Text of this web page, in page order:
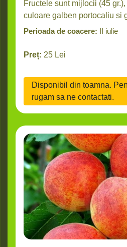
Fructele sunt mijlocii (45
culoare galben portocaliu si
Perioada de coacere: II iulie
Preț: 25 Lei
Disponibil din toamna.
rugam sa ne contactati.